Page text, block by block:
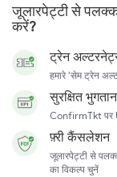
जूलारपेट्टी से
करें?
ट्रेन
हमारे 'सेम ट्रेन
सुरक्षित भुगतान
ConfirmTkt पर
फ़्री कैंसलेशन
जूलारपेट्टी से
का विकल्प चुनें